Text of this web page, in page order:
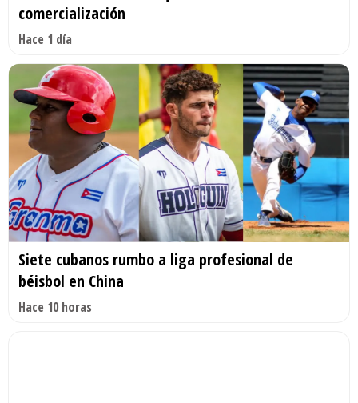
comercialización
Hace 1 día
Siete cubanos rumbo a liga profesional de
béisbol en China
Hace 10 horas